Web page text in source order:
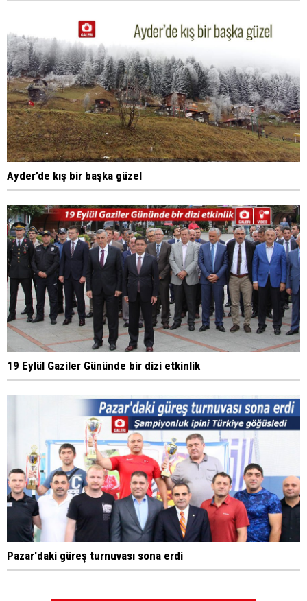
Ayder’de kış bir başka güzel
19 Eylül Gaziler Gününde bir dizi etkinlik
Pazar'daki güreş turnuvası sona erdi